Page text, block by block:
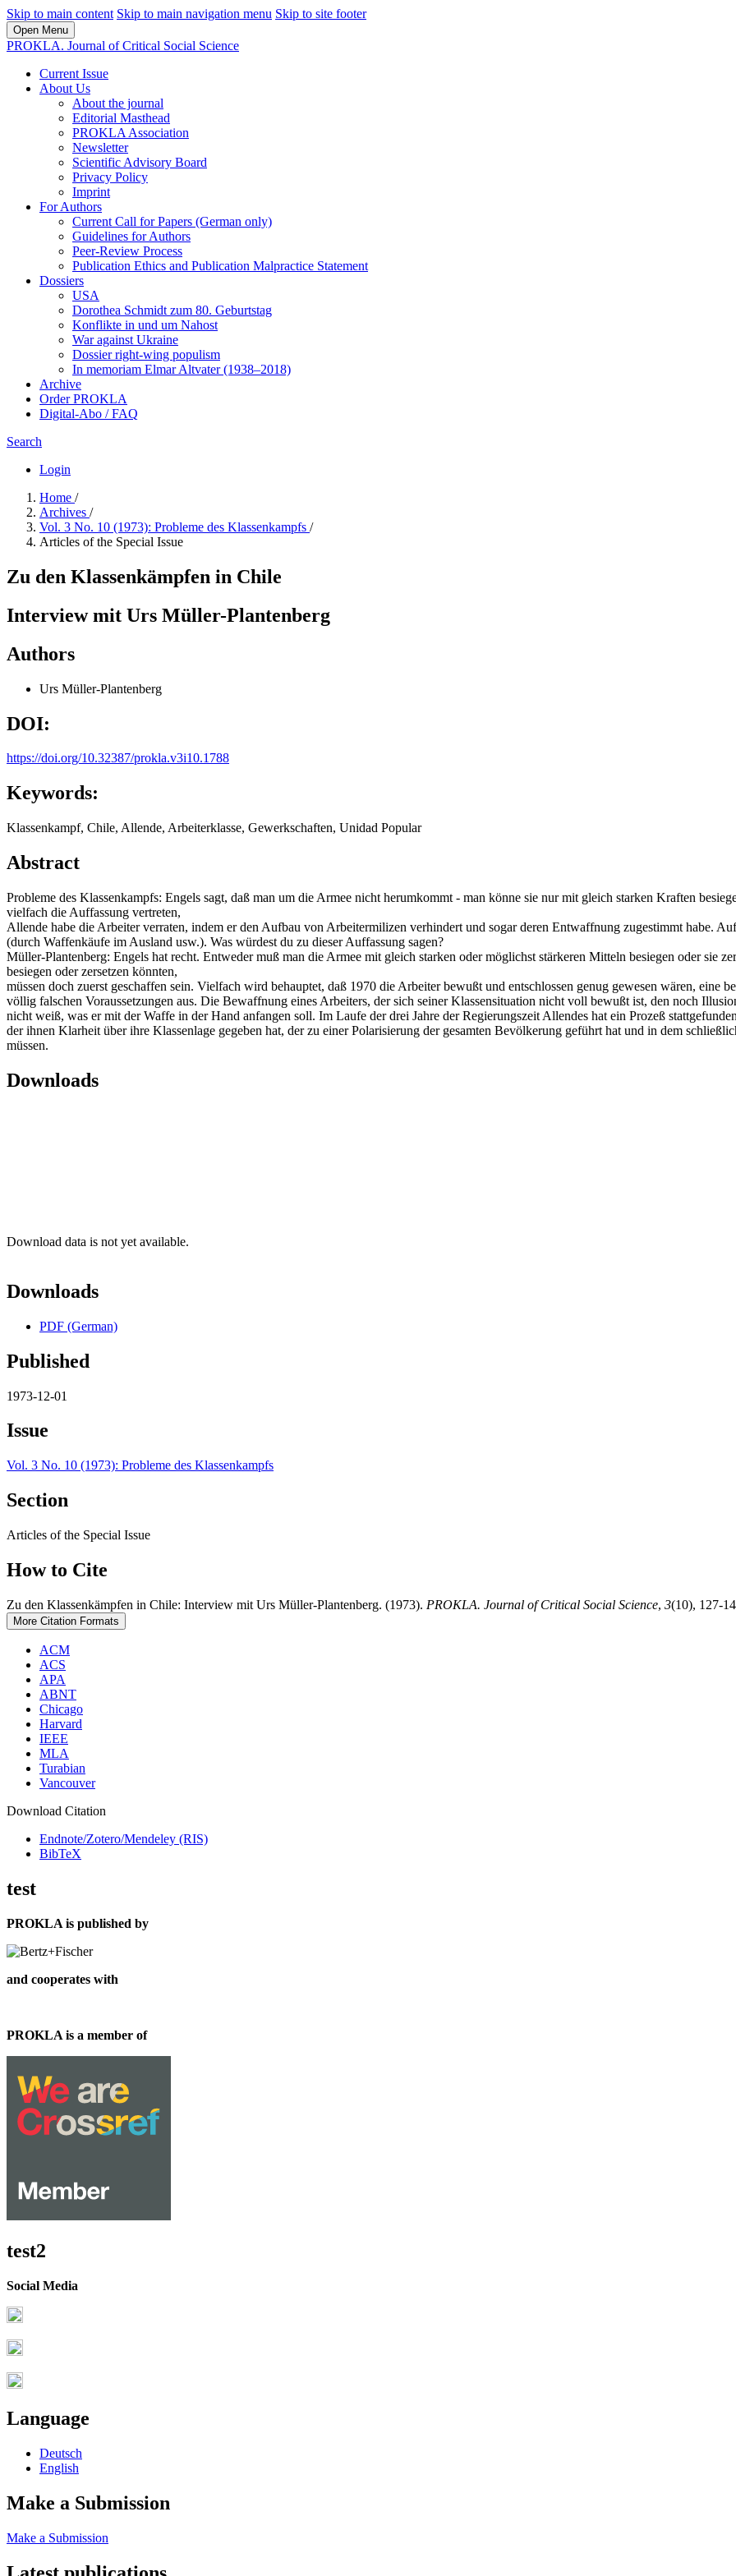
Skip to main content Skip to main navigation menu Skip to site footer
Open Menu
PROKLA. Journal of Critical Social Science
Current Issue
About Us
About the journal
Editorial Masthead
PROKLA Association
Newsletter
Scientific Advisory Board
Privacy Policy
Imprint
For Authors
Current Call for Papers (German only)
Guidelines for Authors
Peer-Review Process
Publication Ethics and Publication Malpractice Statement
Dossiers
USA
Dorothea Schmidt zum 80. Geburtstag
Konflikte in und um Nahost
War against Ukraine
Dossier right-wing populism
In me­mo­ri­am Elmar Altvater (1938–2018)
Archive
Order PROKLA
Digital-Abo / FAQ
Search
Login
Home /
Archives /
Vol. 3 No. 10 (1973): Probleme des Klassenkampfs /
Articles of the Special Issue
Zu den Klassenkämpfen in Chile
Interview mit Urs Müller-Plantenberg
Authors
Urs Müller-Plantenberg
DOI:
https://doi.org/10.32387/prokla.v3i10.1788
Keywords:
Klassenkampf, Chile, Allende, Arbeiterklasse, Gewerkschaften, Unidad Popular
Abstract
Probleme des Klassenkampfs: Engels sagt, daß man um die Armee nicht herumkommt - man könne sie nur mit gleich starken Kraften
vielfach die Auffassung vertreten,
Allende habe die Arbeiter verraten, indem er den Aufbau von Arbeitermilizen verhindert und sogar deren Entwaffnung zugestimmt habe.
(durch Waffenkäufe im Ausland usw.). Was würdest du zu dieser Auffassung sagen?
Müller-Plantenberg: Engels hat recht. Entweder muß man die Armee mit gleich starken oder möglichst stärkeren Mitteln besiegen oder sie
besiegen oder zersetzen könnten,
müssen doch zuerst geschaffen sein. Vielfach wird behauptet, daß 1970 die Arbeiter bewußt und entschlossen genug gewesen wären, eine
völlig falschen Voraussetzungen aus. Die Bewaffnung eines Arbeiters, der sich seiner Klassensituation nicht voll bewußt ist, den noch
nicht weiß, was er mit der Waffe in der Hand anfangen soll. Im Laufe der drei Jahre der Regierungszeit Allendes hat ein Prozeß
der ihnen Klarheit über ihre Klassenlage gegeben hat, der zu einer Polarisierung der gesamten Bevölkerung geführt hat und in dem
müssen.
Downloads
Download data is not yet available.
Downloads
PDF (German)
Published
1973-12-01
Issue
Vol. 3 No. 10 (1973): Probleme des Klassenkampfs
Section
Articles of the Special Issue
How to Cite
Zu den Klassenkämpfen in Chile: Interview mit Urs Müller-Plantenberg. (1973). PROKLA. Journal of Critical Social Science, 3(10), 127-
More Citation Formats
ACM
ACS
APA
ABNT
Chicago
Harvard
IEEE
MLA
Turabian
Vancouver
Download Citation
Endnote/Zotero/Mendeley (RIS)
BibTeX
test
PROKLA is published by
and cooperates with
PROKLA is a member of
test2
Social Media
Language
Deutsch
English
Make a Submission
Make a Submission